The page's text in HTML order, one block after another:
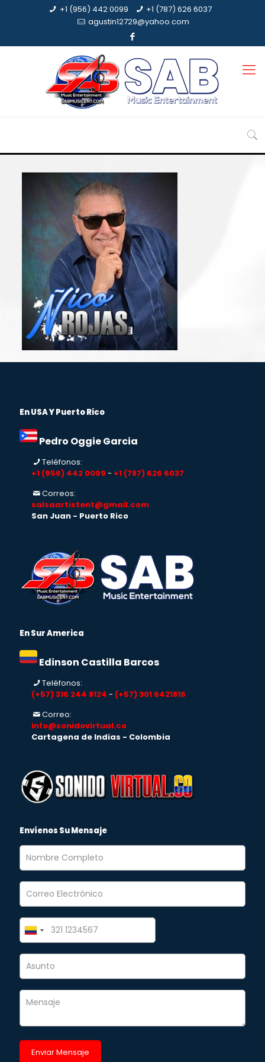
+1 (956) 442 0099
+1 (787) 626 6037
agustin12729@yahoo.com
En USA Y Puerto Rico
Pedro Oggie Garcia
Teléfonos:
+1 (956) 442 0099 - +1 (787) 626 6037
Correos:
salsaartistent@gmail.com
San Juan - Puerto Rico
En Sur America
Edinson Castilla Barcos
Teléfonos:
(+57) 316 244 8124 - (+57) 301 6421816
Correo:
info@sonidovirtual.co
Cartagena de Indias - Colombia
Envíenos Su Mensaje